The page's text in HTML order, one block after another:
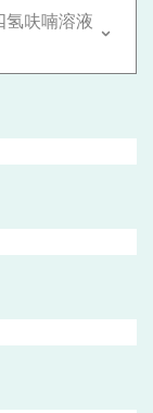
呋喃溶液